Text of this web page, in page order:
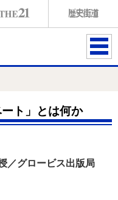
ME
ト」とは何か
／グロービス出版局